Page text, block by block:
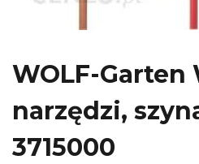
WOLF-Garten
narzędzi,
3715000